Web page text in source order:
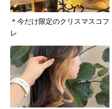
＊今だけ限定のクリスマスコフ
レ